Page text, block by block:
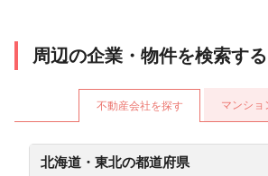
周辺の企業・物件を検索する
不動産会社を探す マンショ
北海道・東北の都道府県